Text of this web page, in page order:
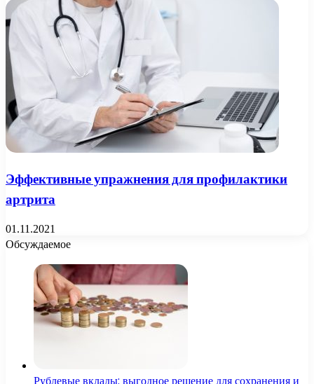
Эффективные упражнения для профилактики
артрита
01.11.2021
Обсуждаемое
Рублевые вклады: выгодное решение для сохранения и